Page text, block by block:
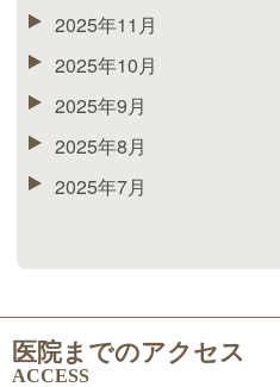
2025年11月
2025年10月
2025年9月
2025年8月
2025年7月
医院までのアクセス
ACCESS